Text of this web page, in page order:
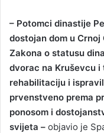
– Potomci dinastije
dostojan dom u Crnoj
Zakona o statusu
dvorac na Kruševcu
rehabilitaciju i
prvenstveno prema
ponosom i
svijeta – objavio je